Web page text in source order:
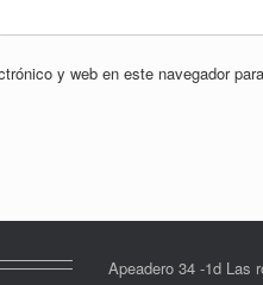
y web en este navegador
Apeadero 34 -1d Las